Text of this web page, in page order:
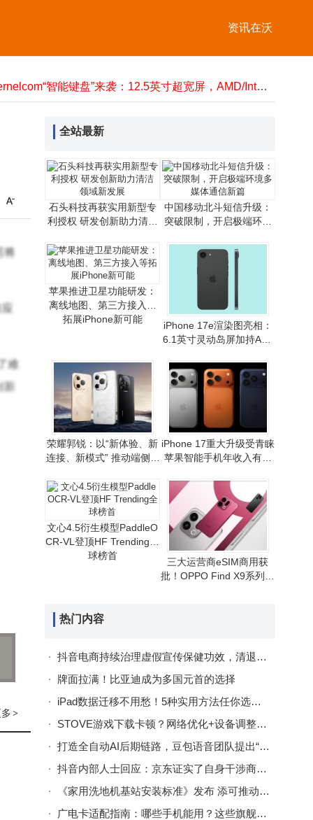
资讯在沃
TLKS-PMG-TP装置：全天候精准监测，守护输电线路“体温”安全
Kernelcom“智能键盘”来袭：12.5英寸超宽屏，AMD/Intel双版本可选
山海星耀攻克超低轨难题，以硬核技术逐梦空天新蓝海
星闪E2.0亮相！华为FreeBuds Pro 5开启无线音频新篇，重塑TWS标准
光联携手利元亨，共话新能源制造AI时代网络新路径与新机遇
将
难
>
全站最新
石头科技再获实用新型专
利授权 研发创新助力清洁
中国移动北斗短信升级：
突破限制，开启极端环境
苹果推进卫星功能研发：
离线地图、第三方接入等
拓展iPhone新可能
iPhone 17e渲染图亮相：
6.1英寸灵动岛屏加持A19
荣耀郭锐：以“新体验、新
连接、新模式” 推动端侧AI
iPhone 17重大升级受青睐
苹果智能手机年收入有望
文心4.5衍生模型PaddleO
CR-VL登顶HF Trending全
球榜首
三大运营商eSIM商用获
批！OPPO Find X9系列首
热门内容
抖音电商持续治理虚假宣传保健功效，清退违规达人4.3万名，违规商家793家
牌面拉满！比亚迪成为多国元首的选择
iPad数据迁移不用愁！5种实用方法任你选，轻松搞定数据传输
STOVE游戏下载卡顿？网络优化+设备调整+时段选择助你畅快下载
打造全自动AI后期链路，豆包语音团队提出“AI多人有声剧”方案
抖音内部人士回应：京东证实了自身干涉商家在其他平台的经营权
《家用洗地机基站安装标准》发布 添可推动清洁家电“隐序”美学新趋势
广电卡适配指南：哪些手机能用？这些旗舰机型可能不兼容！